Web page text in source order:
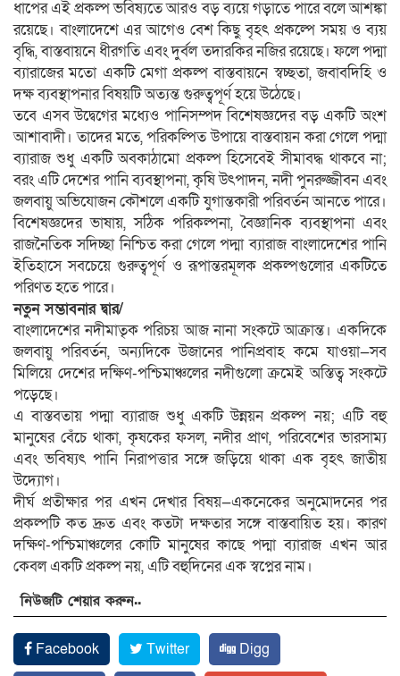
ধাপের এই প্রকল্প ভবিষ্যতে আরও বড় ব্যয়ে গড়াতে পারে বলে আশঙ্কা
রয়েছে। বাংলাদেশে এর আগেও বেশ কিছু বৃহৎ প্রকল্পে সময় ও ব্যয়
বৃদ্ধি, বাস্তবায়নে ধীরগতি এবং দুর্বল তদারকির নজির রয়েছে। ফলে পদ্মা
ব্যারাজের মতো একটি মেগা প্রকল্প বাস্তবায়নে স্বচ্ছতা, জবাবদিহি ও
দক্ষ ব্যবস্থাপনার বিষয়টি অত্যন্ত গুরুত্বপূর্ণ হয়ে উঠেছে।
তবে এসব উদ্বেগের মধ্যেও পানিসম্পদ বিশেষজ্ঞদের বড় একটি অংশ
আশাবাদী। তাদের মতে, পরিকল্পিত উপায়ে বাস্তবায়ন করা গেলে পদ্মা
ব্যারাজ শুধু একটি অবকাঠামো প্রকল্প হিসেবেই সীমাবদ্ধ থাকবে না;
বরং এটি দেশের পানি ব্যবস্থাপনা, কৃষি উৎপাদন, নদী পুনরুজ্জীবন এবং
জলবায়ু অভিযোজন কৌশলে একটি যুগান্তকারী পরিবর্তন আনতে পারে।
বিশেষজ্ঞদের ভাষায়, সঠিক পরিকল্পনা, বৈজ্ঞানিক ব্যবস্থাপনা এবং
রাজনৈতিক সদিচ্ছা নিশ্চিত করা গেলে পদ্মা ব্যারাজ বাংলাদেশের পানি
ইতিহাসে সবচেয়ে গুরুত্বপূর্ণ ও রূপান্তরমূলক প্রকল্পগুলোর একটিতে
পরিণত হতে পারে।
নতুন সম্ভাবনার দ্বার/
বাংলাদেশের নদীমাতৃক পরিচয় আজ নানা সংকটে আক্রান্ত। একদিকে
জলবায়ু পরিবর্তন, অন্যদিকে উজানের পানিপ্রবাহ কমে যাওয়া—সব
মিলিয়ে দেশের দক্ষিণ-পশ্চিমাঞ্চলের নদীগুলো ক্রমেই অস্তিত্ব সংকটে
পড়েছে।
এ বাস্তবতায় পদ্মা ব্যারাজ শুধু একটি উন্নয়ন প্রকল্প নয়; এটি বহু
মানুষের বেঁচে থাকা, কৃষকের ফসল, নদীর প্রাণ, পরিবেশের ভারসাম্য
এবং ভবিষ্যৎ পানি নিরাপত্তার সঙ্গে জড়িয়ে থাকা এক বৃহৎ জাতীয়
উদ্যোগ।
দীর্ঘ প্রতীক্ষার পর এখন দেখার বিষয়—একনেকের অনুমোদনের পর
প্রকল্পটি কত দ্রুত এবং কতটা দক্ষতার সঙ্গে বাস্তবায়িত হয়। কারণ
দক্ষিণ-পশ্চিমাঞ্চলের কোটি মানুষের কাছে পদ্মা ব্যারাজ এখন আর
কেবল একটি প্রকল্প নয়, এটি বহুদিনের এক স্বপ্নের নাম।
নিউজটি শেয়ার করুন..
Facebook Twitter
Digg